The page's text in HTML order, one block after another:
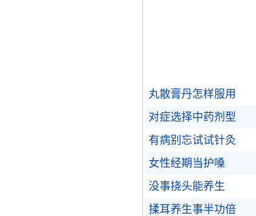
丸散膏丹怎样服用
对症选择中药剂型
有病别忘试试针灸
女性经期当护嗓
没事挠头能养生
揉耳养生事半功倍